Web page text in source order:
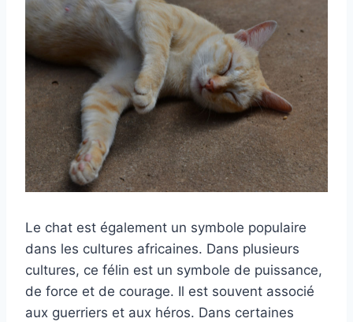
Le chat est également un symbole populaire
dans les cultures africaines. Dans plusieurs
cultures, ce félin est un symbole de puissance,
de force et de courage. Il est souvent associé
aux guerriers et aux héros. Dans certaines